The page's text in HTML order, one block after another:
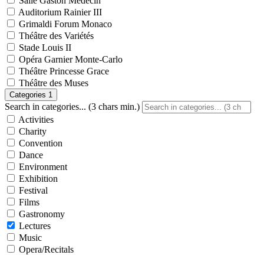
Auditorium Rainier III
Grimaldi Forum Monaco
Théâtre des Variétés
Stade Louis II
Opéra Garnier Monte-Carlo
Théâtre Princesse Grace
Théâtre des Muses
Categories 1
Search in categories... (3 chars min.)
Activities
Charity
Convention
Dance
Environment
Exhibition
Festival
Films
Gastronomy
Lectures
Music
Opera/Recitals